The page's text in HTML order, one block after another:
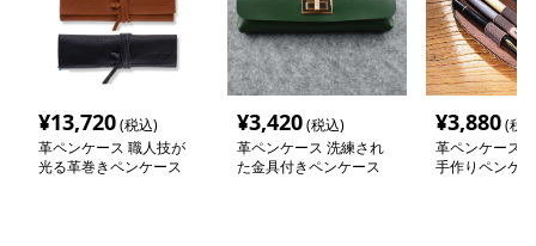
¥13,720(税込)
革ペンケース 職人技が
光る革巻きペンケース
¥3,420(税込)
革ペンケース 洗練され
た金具付きペンケース
¥3,880(税
革ペンケース
手作りペンケ